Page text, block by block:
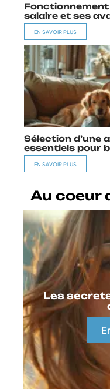
Fonctionnement
salaire et ses
EN SAVOIR PLUS
Sélection d’une
essentiels pour
EN SAVOIR PLUS
Au coeur
Les